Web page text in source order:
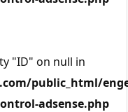
"ID" on null in
public_html/
adsense.php